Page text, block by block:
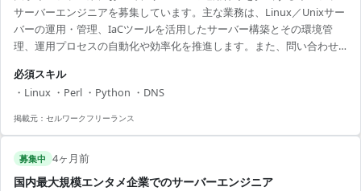
サーバーエンジニアを募集しています。主な業務は、Linux／Unixサー
バーの運用・管理、IaCツールを活用したサーバー構築とその環境管
理、運用プロセスの自動化や効率化を推進します。また、問い合わせ
ールポイント】 ・大手企業での大規模プロジェクトでスキルアップ可
能 ・IaCツールを利用した最新技術へのチャレンジ機会 ・安定した環
境で長期的な稼働の可能性あり ・エンジニア同士での知見共有が可能
必須スキル
・Linux ・Perl ・Python ・DNS
掲載元： セルワークフリーランス
募集中 4ヶ月前
国内最大規模エンタメ企業でのサーバーエンジニア